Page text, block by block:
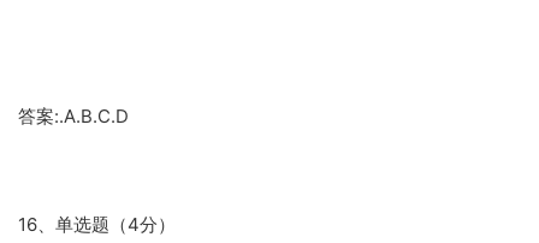
答案:.A.B.C.D
16、单选题（4分）